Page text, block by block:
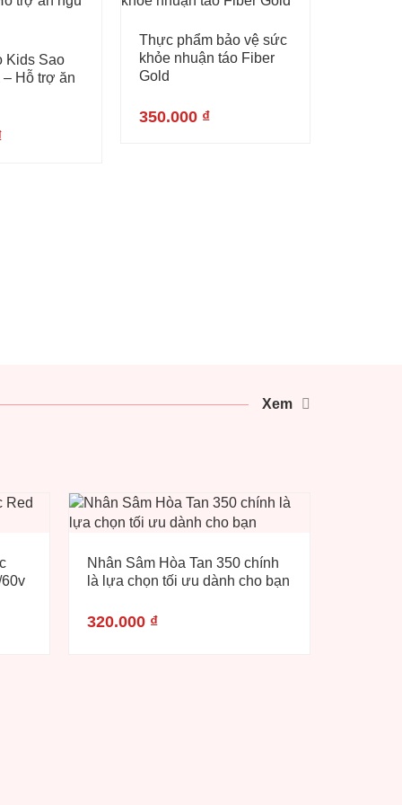
Kids Sao
– Hỗ trợ ăn
Thực phẩm bảo vệ sức
khỏe nhuận táo Fiber
Gold
350.000 ₫
Xem
Nhân Sâm Hòa Tan 350 chính
là lựa chọn tối ưu dành cho bạn
320.000 ₫